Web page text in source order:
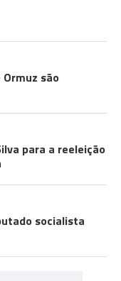
são
para a reeleição
socialista